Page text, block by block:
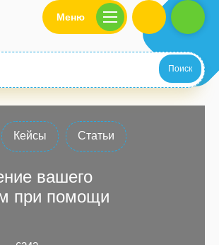
Меню
Кейсы Статьи
вашего
при помощи
Поиск